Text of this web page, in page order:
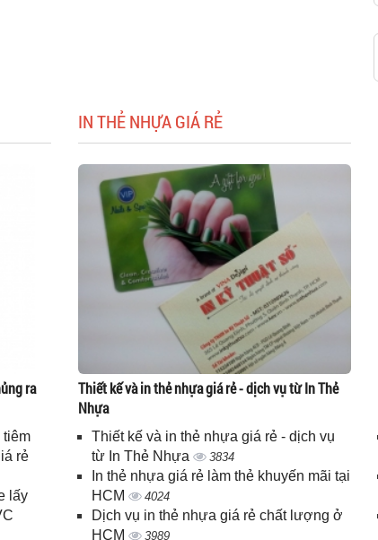
ra
tiêm
rẻ
lấy
IN THẺ NHỰA GIÁ RẺ
Thiết kế và in thẻ nhựa giá rẻ - dịch vụ từ In Thẻ
Nhựa
Thiết kế và in thẻ nhựa giá rẻ - dịch vụ
từ In Thẻ Nhựa
3834
In thẻ nhựa giá rẻ làm thẻ khuyến mãi tại
HCM
4024
Dịch vụ in thẻ nhựa giá rẻ chất lượng ở
HCM
3989